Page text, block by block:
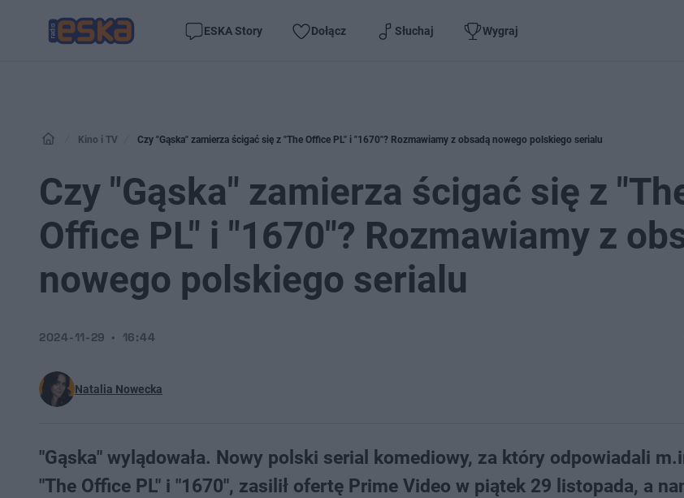
ESKA Story Dołącz Słuchaj Wygraj
Kino i TV Czy "Gąska" zamierza ścigać się z "The Office PL" i "1670"? Rozmawiamy z obsadą nowego polskiego serialu
Czy "Gąska" zamierza ścigać się z
Office PL" i "1670"? Rozmawiamy z
nowego polskiego serialu
Natalia Nowecka
2024-11-29 16:44
"Gąska" wylądowała. Nowy polski serial komediowy, za który odpowiadali
"The Office PL" i "1670", zasilił ofertę Prime Video w piątek 29 listopada, a